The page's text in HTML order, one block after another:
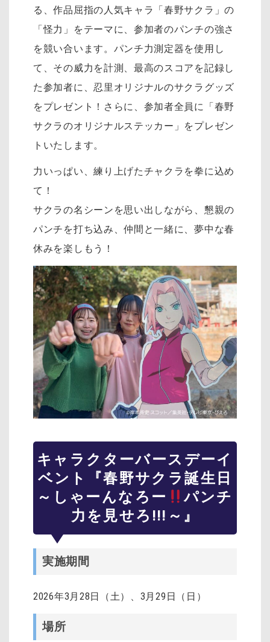
る、作品屈指の人気キャラ「春野サクラ」の
「怪力」をテーマに、参加者のパンチの強さ
を競い合います。パンチ力測定器を使用し
て、その威力を計測、最高のスコアを記録し
た参加者に、忍里オリジナルのサクラグッズ
をプレゼント！さらに、参加者全員に「春野
サクラのオリジナルステッカー」をプレゼン
トいたします。
力いっぱい、練り上げたチャクラを拳に込め
て！
サクラの名シーンを思い出しながら、懇親の
パンチを打ち込み、仲間と一緒に、夢中な春
休みを楽しもう！
キャラクターバースデーイ
ベント『春野サクラ誕生日
～しゃーんなろー
パンチ
力を見せろ!!!～』
実施期間
2026年3月28日（土）、3月29日（日）
場所